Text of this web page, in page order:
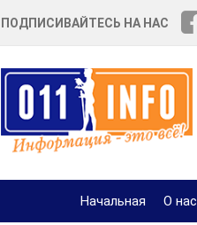
ПОДПИСИВАЙТЕСЬ НА НАС
Начальная О нас